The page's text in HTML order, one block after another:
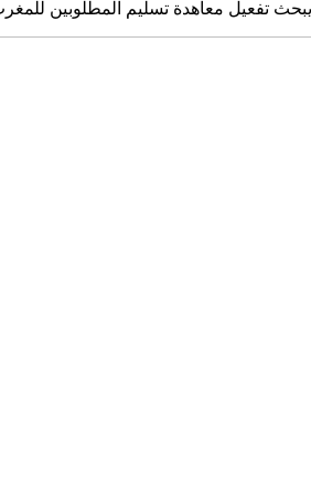
يبحث تفعيل معاهدة تسليم المطلوبين